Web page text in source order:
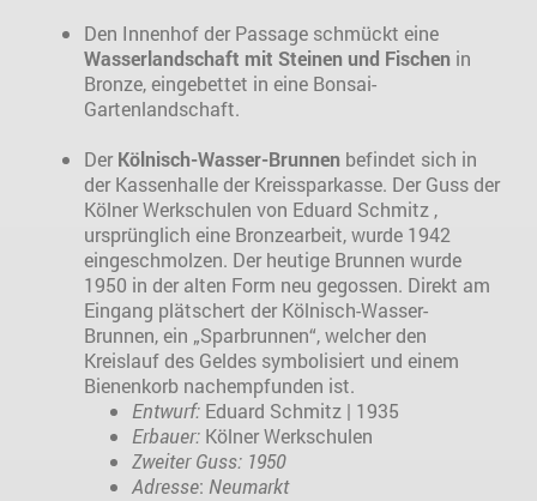
Den Innenhof der Passage schmückt eine
Wasserlandschaft mit Steinen und Fischen in
Bronze, eingebettet in eine Bonsai-
Gartenlandschaft.
DerKölnisch-Wasser-Brunnen befindet sich in
der Kassenhalle der Kreissparkasse. Der Guss der
Kölner Werkschulen von Eduard Schmitz ,
ursprünglich eine Bronzearbeit, wurde 1942
eingeschmolzen. Der heutige Brunnen wurde
1950 in der alten Form neu gegossen. Direkt am
Eingang plätschert der Kölnisch-Wasser-
Brunnen, ein „Sparbrunnen“, welcher den
Kreislauf des Geldes symbolisiert und einem
Bienenkorb nachempfunden ist.
Entwurf: Eduard Schmitz | 1935
Erbauer: Kölner Werkschulen
Zweiter Guss: 1950
Adresse: Neumarkt